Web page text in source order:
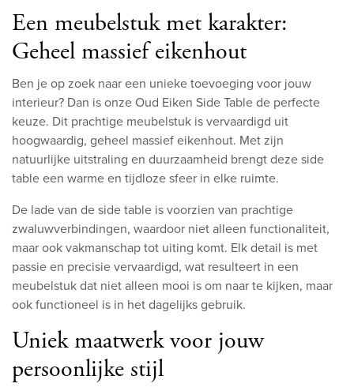
Een meubelstuk met karakter:
Geheel massief eikenhout
Ben je op zoek naar een unieke toevoeging voor jouw
interieur? Dan is onze Oud Eiken Side Table de perfecte
keuze. Dit prachtige meubelstuk is vervaardigd uit
hoogwaardig, geheel massief eikenhout. Met zijn
natuurlijke uitstraling en duurzaamheid brengt deze side
table een warme en tijdloze sfeer in elke ruimte.
De lade van de side table is voorzien van prachtige
zwaluwverbindingen, waardoor niet alleen functionaliteit,
maar ook vakmanschap tot uiting komt. Elk detail is met
passie en precisie vervaardigd, wat resulteert in een
meubelstuk dat niet alleen mooi is om naar te kijken, maar
ook functioneel is in het dagelijks gebruik.
Uniek maatwerk voor jouw
persoonlijke stijl